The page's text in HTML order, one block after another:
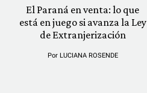
El Paraná en venta: lo que
está en juego si avanza la Ley
de Extranjerización
Por LUCIANA ROSENDE